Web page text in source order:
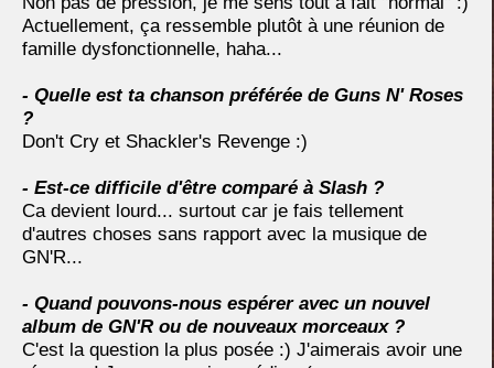
Actuellement, ça ressemble plutôt à une réunion de
famille dysfonctionnelle, haha...
- Quelle est ta chanson préférée de Guns N' Roses
?
Don't Cry et Shackler's Revenge :)
- Est-ce difficile d'être comparé à Slash ?
Ca devient lourd... surtout car je fais tellement
d'autres choses sans rapport avec la musique de
GN'R...
- Quand pouvons-nous espérer avec un nouvel
album de GN'R ou de nouveaux morceaux ?
C'est la question la plus posée :) J'aimerais avoir une